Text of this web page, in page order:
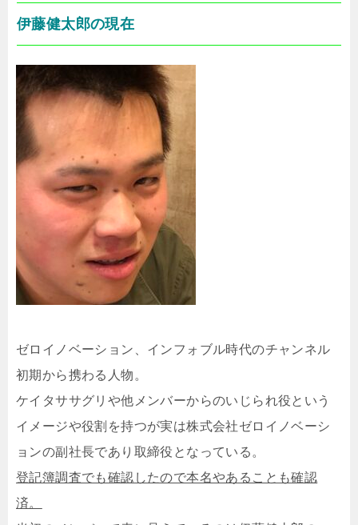
伊藤健太郎の現在
ゼロイノベーション、インフォブル時代のチャンネル
初期から携わる人物。
ケイタササグリや他メンバーからのいじられ役という
イメージや役割を持つが実は株式会社ゼロイノベーシ
ョンの副社長であり取締役となっている。
登記簿調査でも確認したので本名やあることも確認
済。